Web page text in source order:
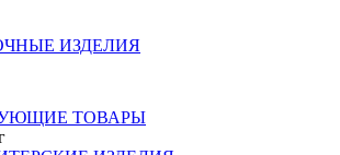
ИЗДЕЛИЯ
ТОВАРЫ